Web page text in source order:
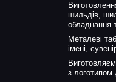
шильдів,
обладнання
Металеві
імені,
з логотипом